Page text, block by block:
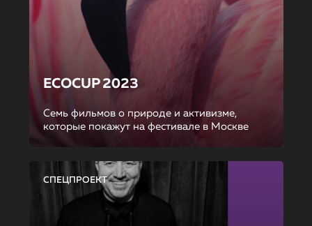
ECOCUP 2023
Семь фильмов о природе и активизме,
которые покажут на фестивале в Москве
СПЕЦПРОЕКТ